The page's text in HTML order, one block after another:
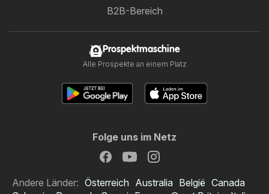
B2B-Bereich
Prospektmaschine
Alle Prospekte an einem Platz
Folge uns im Netz
Andere Länder: Österreich Australia België Canada